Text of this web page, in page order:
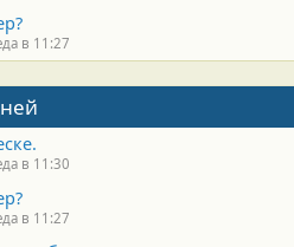
в 11:27
в 11:30
в 11:27